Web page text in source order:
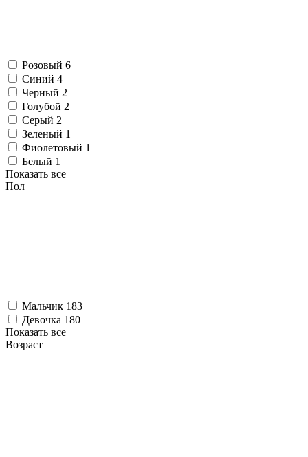
Розовый 6
Синий 4
Черный 2
Голубой 2
Серый 2
Зеленый 1
Фиолетовый 1
Белый 1
Показать все
Пол
Мальчик 183
Девочка 180
Показать все
Возраст